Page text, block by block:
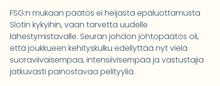
FSG:n mukaan päätös ei heijasta epäluottamusta
Slotin kykyihin, vaan tarvetta uudelle
lähestymistavalle. Seuran johdon johtopäätös oli,
että joukkueen kehityskulku edellyttää nyt vielä
suoraviivaisempaa, intensiivisempää ja vastustajia
jatkuvasti painostavaa pelityyliä.